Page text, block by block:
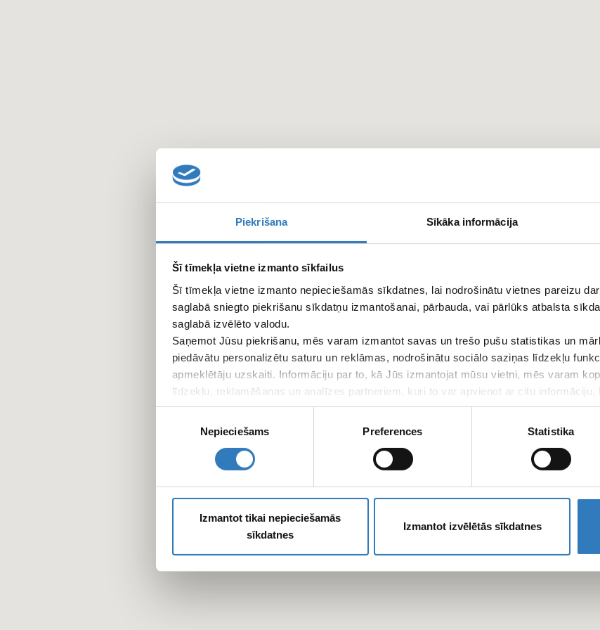
Piekrišana Sīkāka informācija
Šī tīmekļa vietne izmanto sīkfailus
Šī tīmekļa vietne izmanto nepieciešamās sīkdatnes, lai nodrošinātu vietnes pareizu
saglabā sniegto piekrišanu sīkdatņu izmantošanai, pārbauda, vai pārlūks atbalsta
saglabā izvēlēto valodu.
Saņemot Jūsu piekrišanu, mēs varam izmantot savas un trešo pušu statistikas un
piedāvātu personalizētu saturu un reklāmas, nodrošinātu sociālo saziņas līdzekļu
apmeklētāju uzskaiti. Informāciju par to, kā Jūs izmantojat mūsu vietni, mēs varam
līdzekļu, reklamēšanas un analīzes partneriem, kuri to var apvienot ar citu
apkopo, kad lietojat viņu pakalpojumus.
Nepieciešams Preferences Statistika
Izmantot tikai nepieciešamās
sīkdatnes
Izmantot izvēlētās sīkdatnes